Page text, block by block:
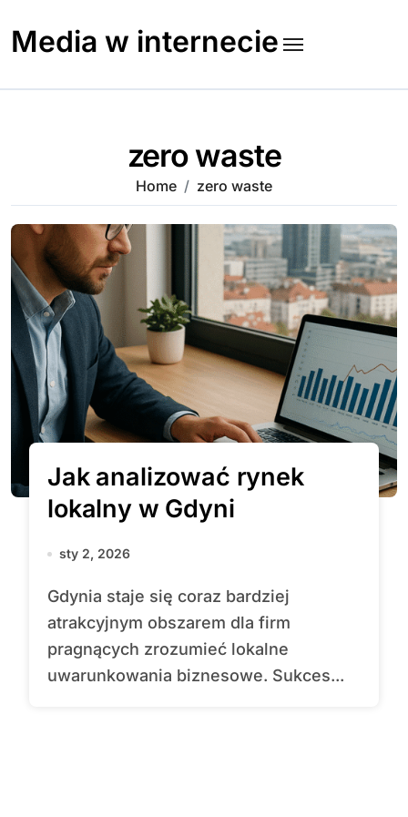
content
Media w internecie
zero waste
Home zero waste
Jak analizować rynek
lokalny w Gdyni
sty 2, 2026
Gdynia staje się coraz bardziej
atrakcyjnym obszarem dla firm
pragnących zrozumieć lokalne
uwarunkowania biznesowe. Sukces...